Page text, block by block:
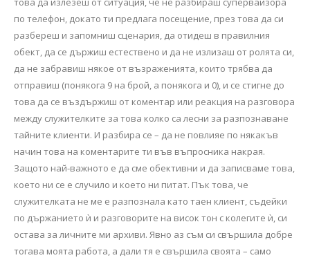
по телефон, докато ти предлага посещение, през това да си
разбереш и запомниш сценария, да отидеш в правилния
обект, да се държиш естествено и да не излизаш от ролята си,
да не забравиш някое от възраженията, които трябва да
отправиш (понякога 9 на брой, а понякога и 0), и се стигне до
това да се въздържиш от коментар или реакция на разговора
между служителките за това колко са лесни за разпознаване
тайните клиенти. И разбира се – да не повлияе по някакъв
начин това на коментарите ти във въпросника накрая.
Защото най-важното е да сме обективни и да записваме това,
което ни се е случило и което ни питат. Пък това, че
служителката не ме е разпознала като таен клиент, съдейки
по държанието ѝ и разговорите на висок тон с колегите ѝ, си
остава за личните ми архиви. Явно аз съм си свършила добре
тогава моята работа, а дали тя е свършила своята – само